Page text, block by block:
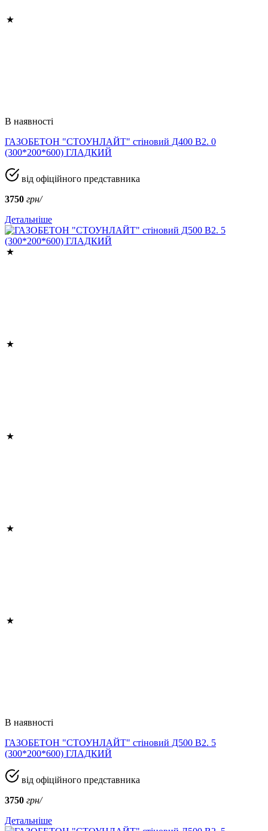
В наявності
ГАЗОБЕТОН "СТОУНЛАЙТ" стіновий Д400 В2. 0
(300*200*600) ГЛАДКИЙ
від офіційного представника
3750 грн/
Детальніше
В наявності
ГАЗОБЕТОН "СТОУНЛАЙТ" стіновий Д500 В2. 5
(300*200*600) ГЛАДКИЙ
від офіційного представника
3750 грн/
Детальніше